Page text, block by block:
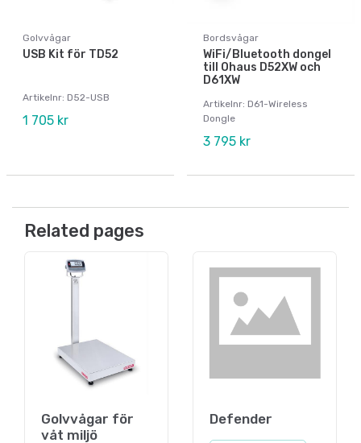
Golvvågar
USB Kit för TD52
Artikelnr: D52-USB
1 705 kr
Bordsvågar
WiFi/Bluetooth dongel
till Ohaus D52XW och
D61XW
Artikelnr: D61-Wireless
Dongle
3 795 kr
Related pages
Golvvågar för
våt miljö
Defender